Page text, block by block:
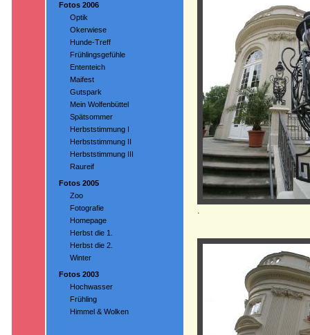
Fotos 2006
Optik
Okerwiese
Hunde-Treff
Frühlingsgefühle
Ententeich
Maifest
Gutspark
Mein Wolfenbüttel
Spätsommer
Herbststimmung I
Herbststimmung II
Herbststimmung III
Raureif
Fotos 2005
Zoo
Fotografie
Homepage
Herbst die 1.
Herbst die 2.
Winter
Fotos 2003
Hochwasser
Frühling
Himmel & Wolken
.